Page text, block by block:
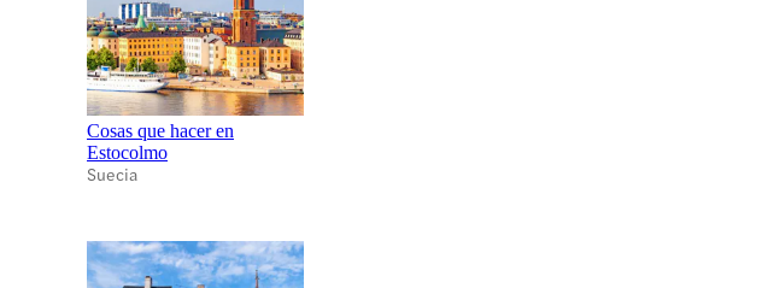
Cosas que hacer en
Estocolmo
Suecia